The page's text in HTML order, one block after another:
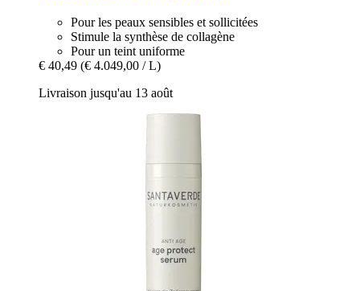
Pour les peaux sensibles et sollicitées
Stimule la synthèse de collagène
Pour un teint uniforme
€ 40,49 (€ 4.049,00 / L)
Livraison jusqu'au 13 août